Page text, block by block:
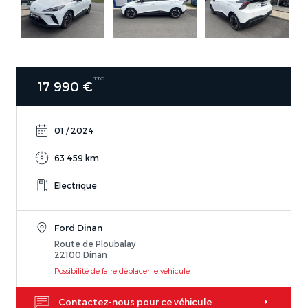
17 990 €
TTC
01 / 2024
63 459 km
Electrique
Ford Dinan
Route de Ploubalay
22100 Dinan
Possibilité de faire déplacer le véhicule
Contactez-nous pour ce véhicule